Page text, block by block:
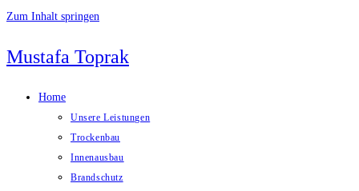
Zum Inhalt springen
Mustafa Toprak
Home
Unsere Leistungen
Trockenbau
Innenausbau
Brandschutz